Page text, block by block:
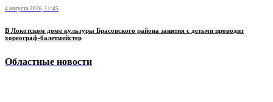
4 августа 2026, 11:45
В Локотском доме культуры Брасовского района занятия с детьми проводит
хореограф-балетмейстер
Областные новости